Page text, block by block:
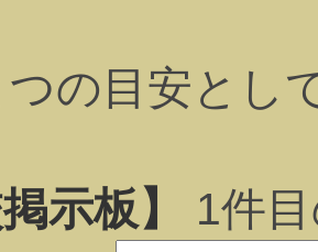
の目安とし
示板】 1件